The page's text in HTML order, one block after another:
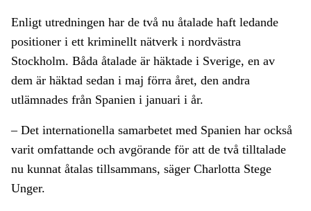
Enligt utredningen har de två nu åtalade haft ledande
positioner i ett kriminellt nätverk i nordvästra
Stockholm. Båda åtalade är häktade i Sverige, en av
dem är häktad sedan i maj förra året, den andra
utlämnades från Spanien i januari i år.
– Det internationella samarbetet med Spanien har också
varit omfattande och avgörande för att de två tilltalade
nu kunnat åtalas tillsammans, säger Charlotta Stege
Unger.